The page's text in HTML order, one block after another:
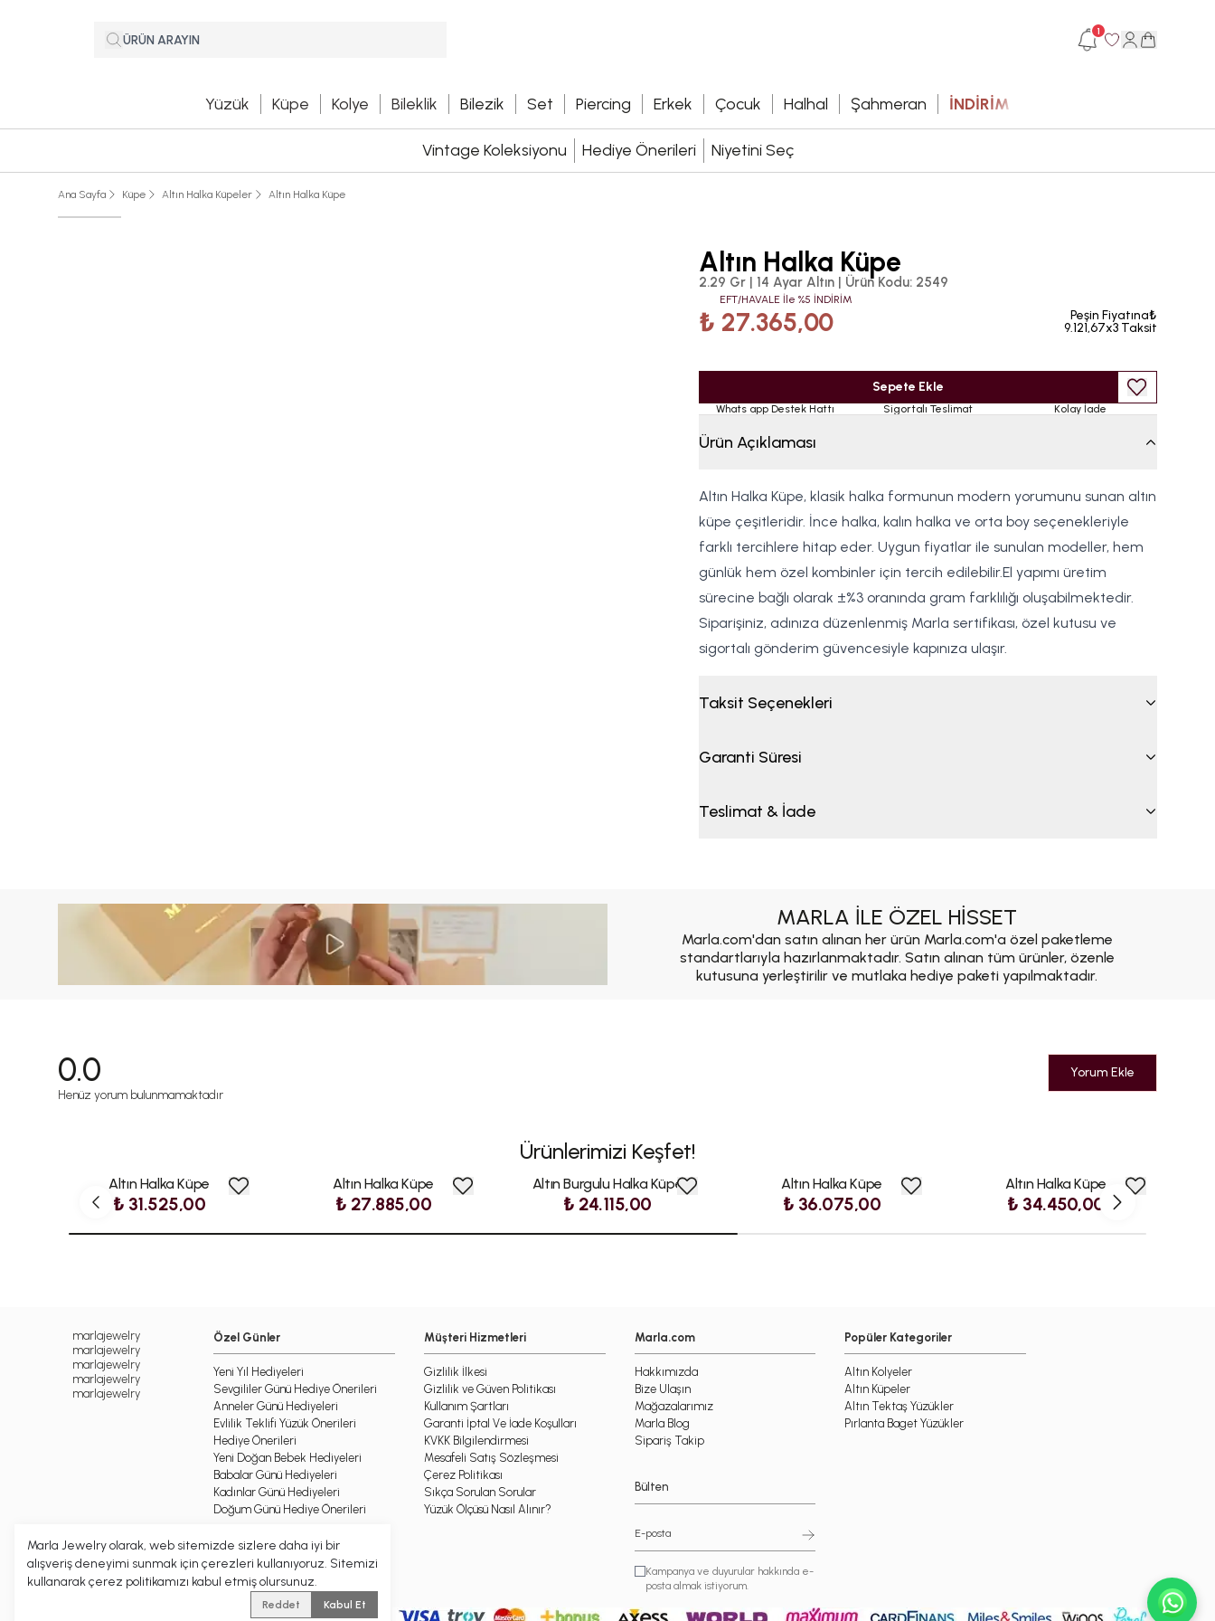
Marla Jewelry olarak, web sitemizde sizlere daha iyi bir
alışveriş deneyimi sunmak için çerezleri kullanıyoruz. Sitemizi
kullanarak çerez politikamızı kabul etmiş olursunuz.
Reddet Kabul Et
1
Yüzük Küpe Kolye Bileklik Bilezik Set Piercing Erkek Çocuk Halhal Şahmeran İNDİRİM
Vintage Koleksiyonu Hediye Önerileri Niyetini Seç
Ana Sayfa Küpe Altın Halka Küpeler Altın Halka Küpe
Altın Halka Küpe
2.29 Gr | 14 Ayar Altın | Ürün Kodu: 2549
EFT/HAVALE İle %5 İNDİRİM
₺ 27.365,00
Peşin Fiyatına₺
9.121,67x3 Taksit
Sepete Ekle
Whats app Destek Hattı Sigortalı Teslimat Kolay İade
Ürün Açıklaması
Altın Halka Küpe, klasik halka formunun modern yorumunu sunan altın
küpe çeşitleridir. İnce halka, kalın halka ve orta boy seçenekleriyle
farklı tercihlere hitap eder. Uygun fiyatlar ile sunulan modeller, hem
günlük hem özel kombinler için tercih edilebilir.El yapımı üretim
sürecine bağlı olarak ±%3 oranında gram farklılığı oluşabilmektedir.
Siparişiniz, adınıza düzenlenmiş Marla sertifikası, özel kutusu ve
sigortalı gönderim güvencesiyle kapınıza ulaşır.
Taksit Seçenekleri
Garanti Süresi
Teslimat & İade
MARLA İLE ÖZEL HİSSET
Marla.com'dan satın alınan her ürün Marla.com'a özel paketleme
standartlarıyla hazırlanmaktadır. Satın alınan tüm ürünler, özenle
kutusuna yerleştirilir ve mutlaka hediye paketi yapılmaktadır.
0.0
Henüz yorum bulunmamaktadır
Yorum Ekle
Ürünlerimizi Keşfet!
Altın Halka Küpe
₺ 31.525,00
Altın Halka Küpe
₺ 27.885,00
Altın Burgulu Halka Küpe
₺ 24.115,00
Altın Halka Küpe
₺ 36.075,00
Altın Halka Küpe
₺ 34.450,00
marlajewelry
marlajewelry
marlajewelry
marlajewelry
marlajewelry
Özel Günler
Yeni Yıl Hediyeleri
Sevgililer Günü Hediye Önerileri
Anneler Günü Hediyeleri
Evlilik Teklifi Yüzük Önerileri
Hediye Önerileri
Yeni Doğan Bebek Hediyeleri
Babalar Günü Hediyeleri
Kadınlar Günü Hediyeleri
Doğum Günü Hediye Önerileri
Müşteri Hizmetleri
Gizlilik İlkesi
Gizlilik ve Güven Politikası
Kullanım Şartları
Garanti İptal Ve İade Koşulları
KVKK Bilgilendirmesi
Mesafeli Satış Sözleşmesi
Çerez Politikası
Sıkça Sorulan Sorular
Yüzük Ölçüsü Nasıl Alınır?
Marla.com
Hakkımızda
Bize Ulaşın
Mağazalarımız
Marla Blog
Sipariş Takip
Bülten
Kampanya ve duyurular hakkında e-
posta almak istiyorum.
Popüler Kategoriler
Altın Kolyeler
Altın Küpeler
Altın Tektaş Yüzükler
Pırlanta Baget Yüzükler
| Reliefers Digital